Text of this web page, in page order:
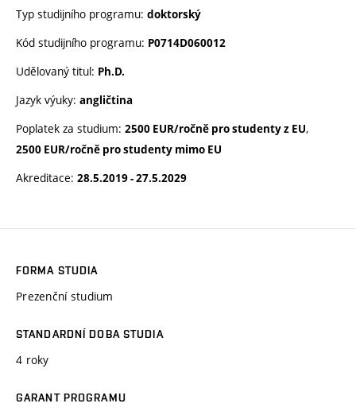
Typ studijního programu: doktorský
Kód studijního programu: P0714D060012
Udělovaný titul: Ph.D.
Jazyk výuky: angličtina
Poplatek za studium: 2500 EUR/ročně pro studenty z EU,
2500 EUR/ročně pro studenty mimo EU
Akreditace: 28.5.2019 - 27.5.2029
FORMA STUDIA
Prezenční studium
STANDARDNÍ DOBA STUDIA
4 roky
GARANT PROGRAMU